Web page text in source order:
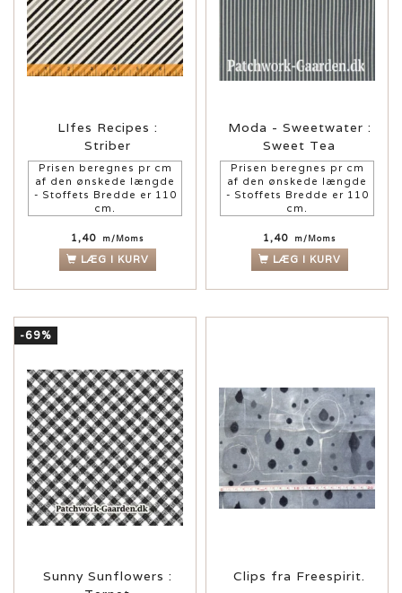
LIfes Recipes :
Striber
Prisen beregnes pr cm
af den ønskede længde
- Stoffets Bredde er 110
cm.
1,40 m/Moms
LÆG I KURV
Moda - Sweetwater :
Sweet Tea
Prisen beregnes pr cm
af den ønskede længde
- Stoffets Bredde er 110
cm.
1,40 m/Moms
LÆG I KURV
-69%
Sunny Sunflowers :
Clips fra Freespirit.